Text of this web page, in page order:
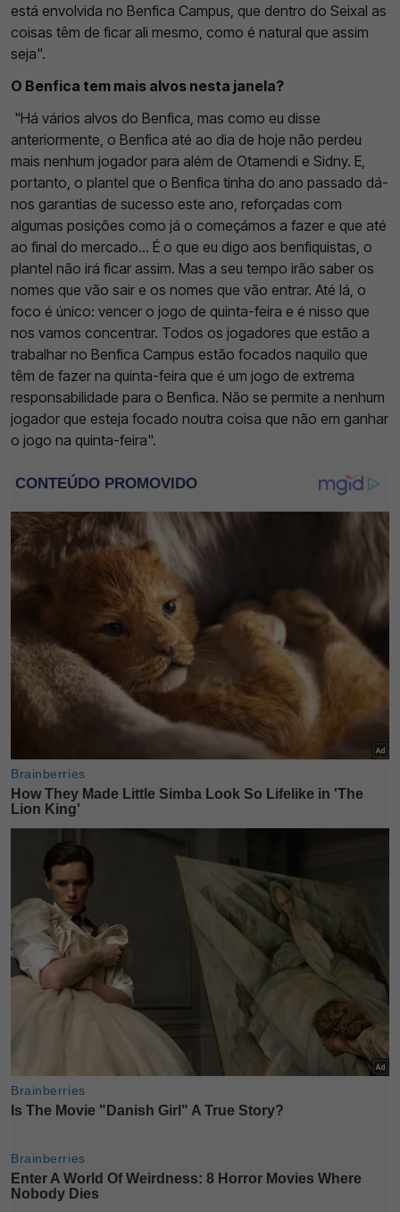
está envolvida no Benfica Campus, que dentro do Seixal as
coisas têm de ficar ali mesmo, como é natural que assim
seja".
O Benfica tem mais alvos nesta janela?
"Há vários alvos do Benfica, mas como eu disse
anteriormente, o Benfica até ao dia de hoje não perdeu
mais nenhum jogador para além de Otamendi e Sidny. E,
portanto, o plantel que o Benfica tinha do ano passado dá-
nos garantias de sucesso este ano, reforçadas com
algumas posições como já o começámos a fazer e que até
ao final do mercado... É o que eu digo aos benfiquistas, o
plantel não irá ficar assim. Mas a seu tempo irão saber os
nomes que vão sair e os nomes que vão entrar. Até lá, o
foco é único: vencer o jogo de quinta-feira e é nisso que
nos vamos concentrar. Todos os jogadores que estão a
trabalhar no Benfica Campus estão focados naquilo que
têm de fazer na quinta-feira que é um jogo de extrema
responsabilidade para o Benfica. Não se permite a nenhum
jogador que esteja focado noutra coisa que não em ganhar
o jogo na quinta-feira".